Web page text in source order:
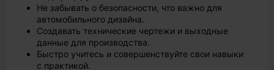
Не забывать о безопасности, что важно для
автомобильного дизайна.
Создавать технические чертежи и выходные
данные для производства.
Быстро учитесь и совершенствуйте свои навыки
с практикой.